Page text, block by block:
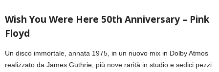
Wish You Were Here 50th Anniversary – Pink
Floyd
Un disco immortale, annata 1975, in un nuovo mix in Dolby Atmos
realizzato da James Guthrie, più nove rarità in studio e sedici pezzi